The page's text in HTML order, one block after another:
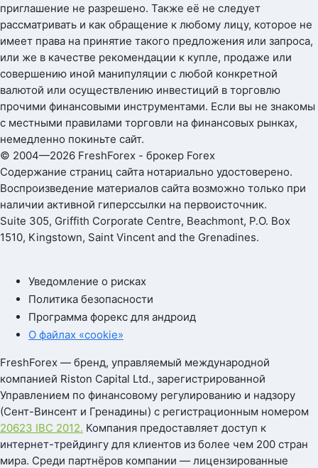
приглашение не разрешено. Также её не следует
рассматривать и как обращение к любому лицу, которое не
имеет права на принятие такого предложения или запроса,
или же в качестве рекомендации к купле, продаже или
совершению иной манипуляции с любой конкретной
валютой или осуществлению инвестиций в торговлю
прочими финансовыми инструментами. Если вы не знакомы
с местными правилами торговли на финансовых рынках,
немедленно покиньте сайт.
© 2004—2026 FreshForex - брокер Forex
Содержание страниц сайта нотариально удостоверено.
Воспроизведение материалов сайта возможно только при
наличии активной гиперссылки на первоисточник.
Suite 305, Griffith Corporate Centre, Beachmont, P.O. Box
1510, Kingstown, Saint Vincent and the Grenadines.
Уведомление о рисках
Политика безопасности
Программа форекс для андроид
О файлах «cookie»
FreshForex — бренд, управляемый международной
компанией Riston Capital Ltd., зарегистрированной
Управлением по финансовому регулированию и надзору
(Сент-Винсент и Гренадины) с регистрационным номером
20623 IBC 2012. Компания предоставляет доступ к
интернет-трейдингу для клиентов из более чем 200 стран
мира. Среди партнёров компании — лицензированные